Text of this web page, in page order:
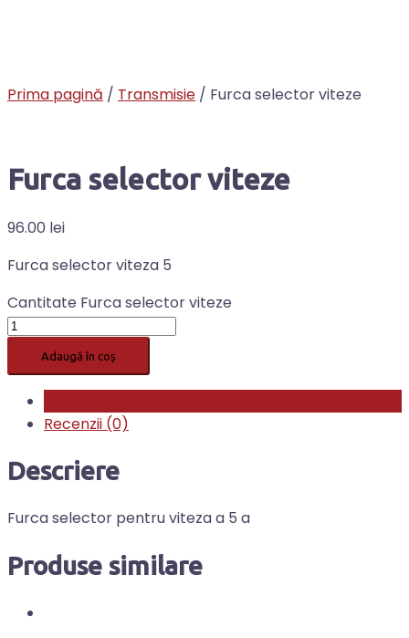
Prima pagină / Transmisie / Furca selector viteze
Furca selector viteze
96.00 lei
Furca selector viteza 5
Cantitate Furca selector viteze
Adaugă în coș
Recenzii (0)
Descriere
Furca selector pentru viteza a 5 a
Produse similare